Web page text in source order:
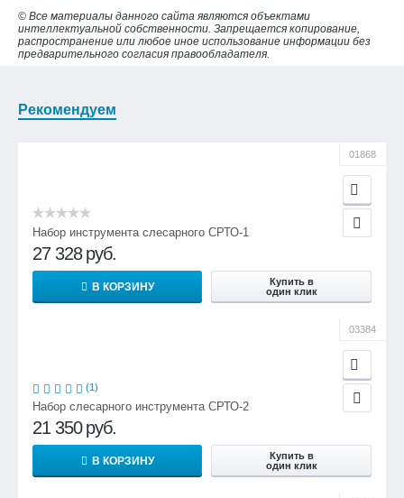
© Все материалы данного сайта являются объектами
интеллектуальной собственности. Запрещается копирование,
распространение или любое иное использование информации без
предварительного согласия правообладателя.
Рекомендуем
01868
Набор инструмента слесарного СРТО-1
27 328 руб.
В КОРЗИНУ
Купить в
один клик
03384
(1)
Набор слесарного инструмента СРТО-2
21 350 руб.
В КОРЗИНУ
Купить в
один клик